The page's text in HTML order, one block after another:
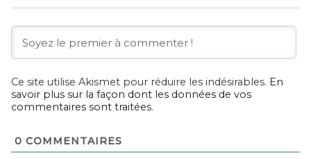
Ce site utilise Akismet pour réduire les indésirables. En
savoir plus sur la façon dont les données de vos
commentaires sont traitées.
0 COMMENTAIRES